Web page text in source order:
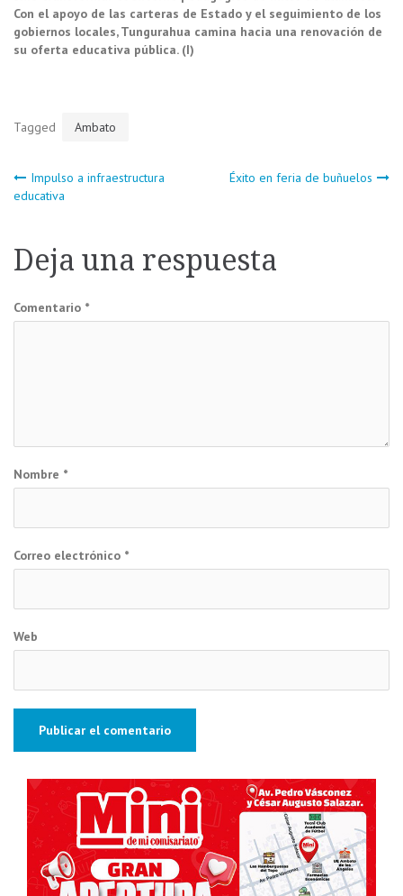
Con el apoyo de las carteras de Estado y el seguimiento de los
gobiernos locales, Tungurahua camina hacia una renovación de
su oferta educativa pública. (I)
Tagged Ambato
Navegación
entradas
Impulso a infraestructura
educativa
Éxito en feria de buñuelos
Deja una respuesta
Comentario *
Nombre *
Correo electrónico *
Web